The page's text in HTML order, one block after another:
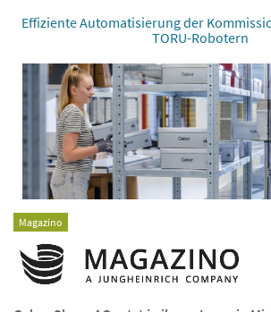
Effiziente Automatisierung der
TORU-Robotern
Magazino